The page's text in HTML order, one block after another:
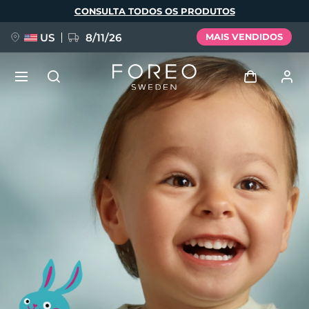
principal
CONSULTA TODOS OS PRODUTOS
US 8/11/26 MAIS VENDIDOS
Entrar
Perfil de usuário
Meus aparelhos
Meus pedidos
Meus endereços
As minhas subscrições
FAQ™ Pure Beauty-Tech Elixir
BREAKING NEWS
issa™ Teeth Whitening Set
Deutsch
Español
Italiano
Português
Svenska
Русский
Türkçe
简体中文 繁體中文